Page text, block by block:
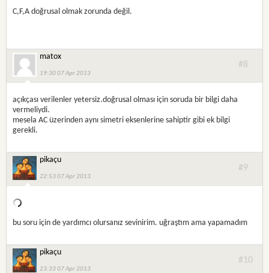
C,F,A doğrusal olmak zorunda değil.
matox
19:30 07 Apr 2013
#8
açıkçası verilenler yetersiz.doğrusal olması için soruda bir bilgi daha
vermeliydi.
mesela AC üzerinden aynı simetri eksenlerine sahiptir gibi ek bilgi
gerekli.
pikaçu
22:53 07 Apr 2013
#9
bu soru için de yardımcı olursanız sevinirim. uğraştım ama yapamadım
pikaçu
23:33 07 Apr 2013
#10